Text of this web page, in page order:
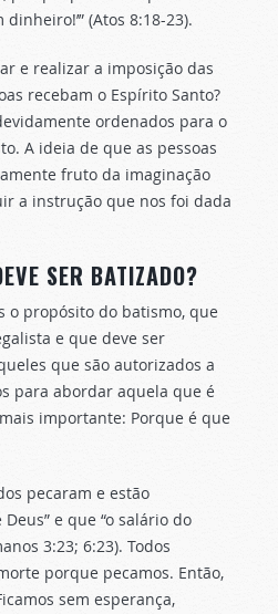
(Atos 8:18-23).
e realizar a imposição das
recebam o Espírito Santo?
ordenados para o
A ideia de que as pessoas
fruto da imaginação
a instrução que nos foi dada
SER BATIZADO?
o propósito do batismo, que
e que deve ser
que são autorizados a
para abordar aquela que é
importante: Porque é que
pecaram e estão
e que “o salário do
3:23; 6:23). Todos
porque pecamos. Então,
sem esperança,